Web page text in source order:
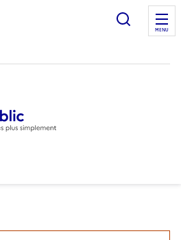
Ouvrir
MENU